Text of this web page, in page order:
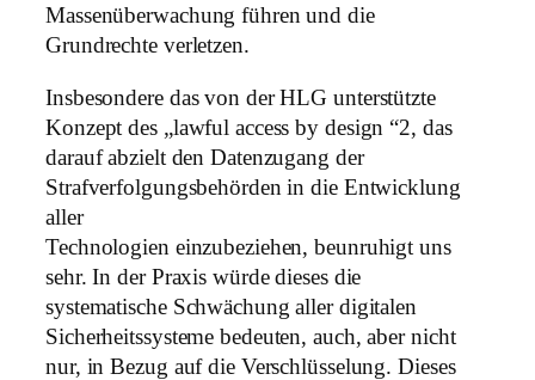
Massenüberwachung führen und die
Grundrechte verletzen.
Insbesondere das von der HLG unterstützte
Konzept des „lawful access by design “2, das
darauf abzielt den Datenzugang der
Strafverfolgungsbehörden in die Entwicklung
aller
Technologien einzubeziehen, beunruhigt uns
sehr. In der Praxis würde dieses die
systematische Schwächung aller digitalen
Sicherheitssysteme bedeuten, auch, aber nicht
nur, in Bezug auf die Verschlüsselung. Dieses